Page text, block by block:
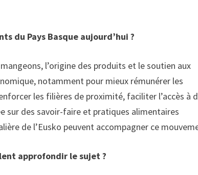
du Pays Basque aujourd’hui ?
l’origine des produits et le soutien aux
notamment pour mieux rémunérer les
les filières de proximité, faciliter l’accès à
des savoir-faire et pratiques alimentaires
de l’Eusko peuvent accompagner ce
approfondir le sujet ?